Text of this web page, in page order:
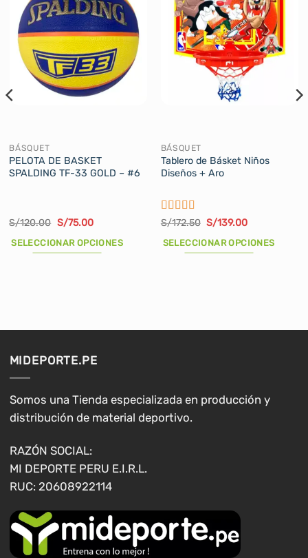
BÁSQUET
PELOTA DE BASKET
SPALDING TF-33 GOLD – #6
S/120.00 El
original
era:
S/75.00El
actual
es:
SELECCIONAR OPCIONES
se
pueden
elegir
en
página
de
producto
BÁSQUET
Tablero de Básket Niños
Diseños + Aro
Valorado
S/172.50 El
original
era:
S/139.00El
actual
es:
SELECCIONAR OPCIONES
elegir
en
MIDEPORTE.PE
Somos una Tienda especializada en producción y
distribución de material deportivo.
RAZÓN SOCIAL:
MI DEPORTE PERU E.I.R.L.
RUC: 20608922114